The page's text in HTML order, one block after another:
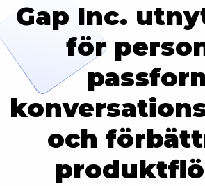
Gap Inc.
för
och